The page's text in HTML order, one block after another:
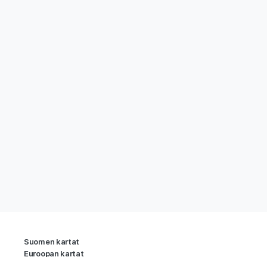
Suomen kartat
Euroopan kartat